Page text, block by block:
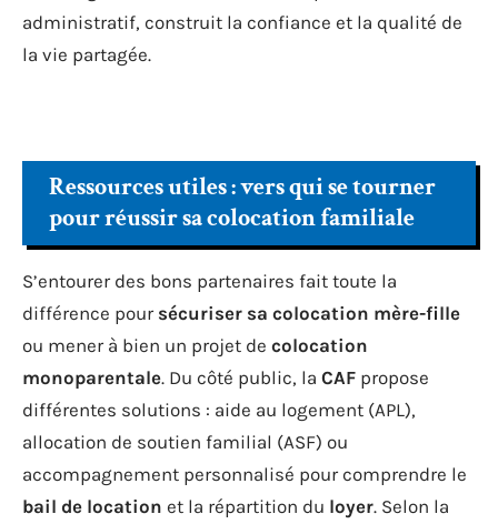
administratif, construit la confiance et la qualité de
la vie partagée.
Ressources utiles : vers qui se tourner
pour réussir sa colocation familiale
S’entourer des bons partenaires fait toute la
différence pour sécuriser sa colocation mère-fille
ou mener à bien un projet de colocation
monoparentale. Du côté public, la CAF propose
différentes solutions : aide au logement (APL),
allocation de soutien familial (ASF) ou
accompagnement personnalisé pour comprendre le
bail de location et la répartition du loyer. Selon la